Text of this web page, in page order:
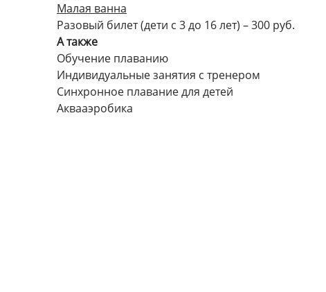
Малая ванна
Разовый билет (дети с 3 до 16 лет) – 300 руб.
А также
Обучение плаванию
Индивидуальные занятия с тренером
Синхронное плавание для детей
Аквааэробика